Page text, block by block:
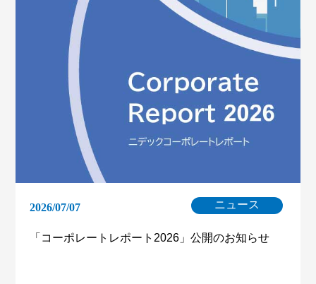
2026/07/07 ニュース
「コーポレートレポート2026」公開のお知らせ